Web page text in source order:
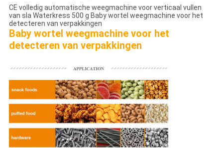
CE volledig automatische weegmachine voor verticaal vullen
van sla Waterkress 500 g Baby wortel weegmachine voor het
detecteren van verpakkingen
Baby wortel weegmachine voor het
detecteren van verpakkingen